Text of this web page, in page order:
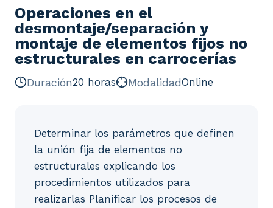
Operaciones en el
desmontaje/separación y
montaje de elementos fijos no
estructurales en carrocerías
Duración20 horas ModalidadOnline
Determinar los parámetros que definen
la unión fija de elementos no
estructurales explicando los
procedimientos utilizados para
realizarlas Planificar los procesos de